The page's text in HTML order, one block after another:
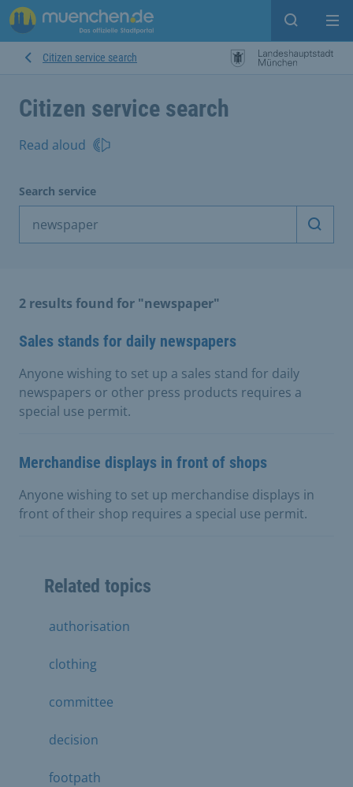
Open
Citizen service search
Citizen service search
Read aloud
Search service
Start
2 results found for "newspaper"
Sales stands for daily newspapers
Anyone wishing to set up a sales stand for daily
newspapers or other press products requires a
special use permit.
Merchandise displays in front of shops
Anyone wishing to set up merchandise displays in
front of their shop requires a special use permit.
Related topics
authorisation
clothing
committee
decision
footpath